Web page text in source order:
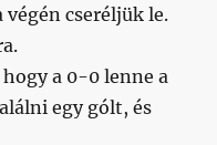
végén cseréljük le.
a 0-0 lenne a
egy gólt, és